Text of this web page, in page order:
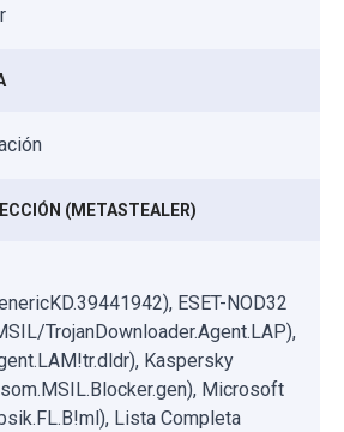
(METASTEALER)
ESET-NOD32
TrojanDownloader.Agent.LAP),
Kaspersky
Microsoft
Lista Completa